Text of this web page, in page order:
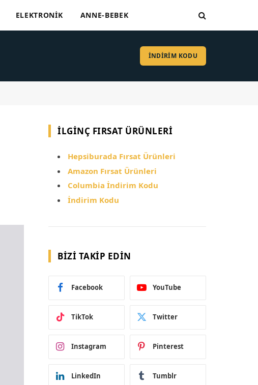
ELEKTRONIK ANNE-BEBEK
İNDİRİM KODU
İLGINÇ FIRSAT ÜRÜNLERI
Hepsiburada Fırsat Ürünleri
Amazon Fırsat Ürünleri
Columbia İndirim Kodu
İndirim Kodu
BIZI TAKIP EDIN
Facebook YouTube
TikTok Twitter
Instagram Pinterest
LinkedIn Tumblr